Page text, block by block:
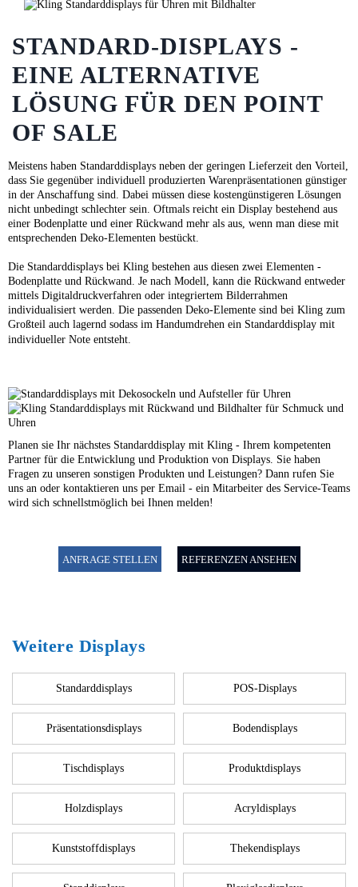
STANDARD-DISPLAYS -
EINE ALTERNATIVE
LÖSUNG FÜR DEN POINT
OF SALE
Meistens haben Standarddisplays neben der geringen Lieferzeit den Vorteil,
dass Sie gegenüber individuell produzierten Warenpräsentationen günstiger
in der Anschaffung sind. Dabei müssen diese kostengünstigeren Lösungen
nicht unbedingt schlechter sein. Oftmals reicht ein Display bestehend aus
einer Bodenplatte und einer Rückwand mehr als aus, wenn man diese mit
entsprechenden Deko-Elementen bestückt.
Die Standarddisplays bei Kling bestehen aus diesen zwei Elementen -
Bodenplatte und Rückwand. Je nach Modell, kann die Rückwand entweder
mittels Digitaldruckverfahren oder integriertem Bilderrahmen
individualisiert werden. Die passenden Deko-Elemente sind bei Kling zum
Großteil auch lagernd sodass im Handumdrehen ein Standarddisplay mit
individueller Note entsteht.
Planen sie Ihr nächstes Standarddisplay mit Kling - Ihrem kompetenten
Partner für die Entwicklung und Produktion von Displays. Sie haben
Fragen zu unseren sonstigen Produkten und Leistungen? Dann rufen Sie
uns an oder kontaktieren uns per Email - ein Mitarbeiter des Service-Teams
wird sich schnellstmöglich bei Ihnen melden!
ANFRAGE STELLEN REFERENZEN ANSEHEN
Weitere Displays
Standarddisplays POS-Displays
Präsentationsdisplays Bodendisplays
Tischdisplays Produktdisplays
Holzdisplays Acryldisplays
Kunststoffdisplays Thekendisplays